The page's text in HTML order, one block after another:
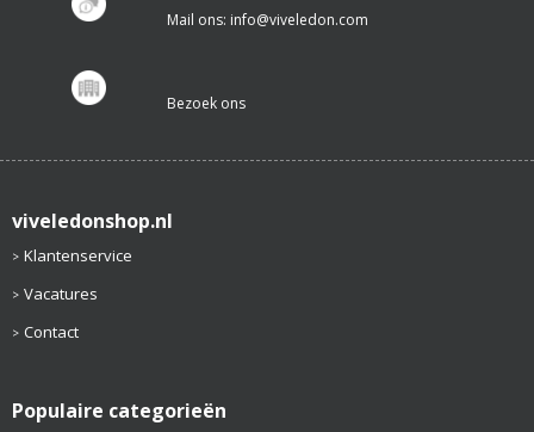
Mail ons: info@viveledon.com
Bezoek ons
viveledonshop.nl
Klantenservice
Vacatures
Contact
Populaire categorieën